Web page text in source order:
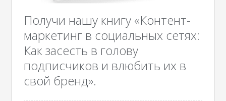
Получи нашу книгу «Контент-
маркетинг в социальных сетях:
Как засесть в голову
подписчиков и влюбить их в
свой бренд».